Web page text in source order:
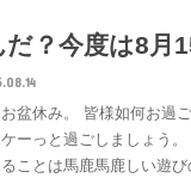
だ？今度は8月
盆休み。 皆様如何お過
ーっと過ごしましょう
ことは馬鹿馬鹿しい遊